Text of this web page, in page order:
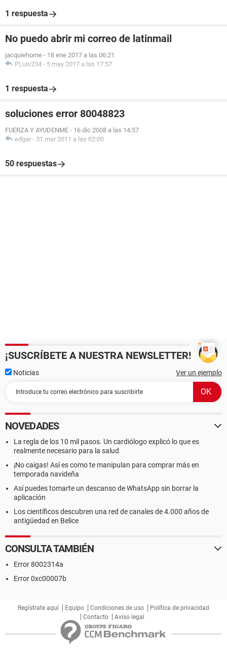
1 respuesta
No puedo abrir mi correo de latinmail
jacquiehome - 18 ene 2017 a las 06:21
PLuis234 - 5 may 2017 a las 17:57
1 respuesta
soluciones error 80048823
FUERZA Y AYUDENME - 16 dic 2008 a las 14:57
edgar - 31 mar 2011 a las 02:00
50 respuestas
¡SUSCRÍBETE A NUESTRA NEWSLETTER!
Noticias Ver un ejemplo
NOVEDADES
La regla de los 10 mil pasos. Un cardiólogo explicó lo que es
realmente necesario para la salud
¡No caigas! Así es como te manipulan para comprar más en
temporada navideña
Así puedes tomarte un descanso de WhatsApp sin borrar la
aplicación
Los científicos descubren una red de canales de 4.000 años de
antigüedad en Belice
CONSULTA TAMBIÉN
Error 8002314a
Error 0xc00007b
Regístrate aquí Equipo Condiciones de uso
Política de privacidad
Contacto
Aviso legal